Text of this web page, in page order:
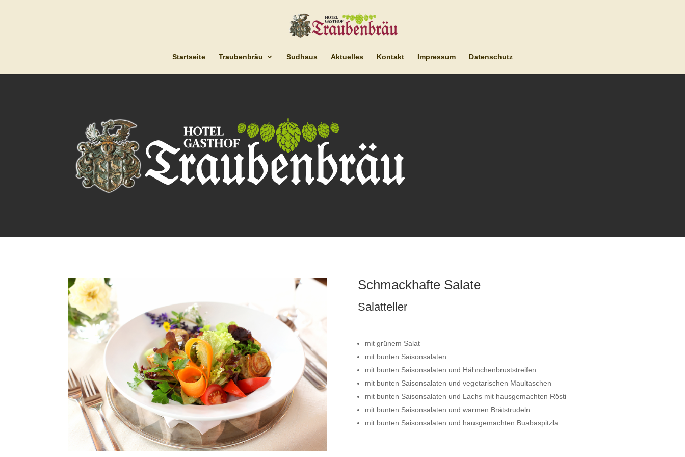
Startseite Traubenbräu Sudhaus Aktuelles Kontakt Impressum Datenschutz
Schmackhafte Salate
Salatteller
mit grünem Salat
mit bunten Saisonsalaten
mit bunten Saisonsalaten und Hähnchenbruststreifen
mit bunten Saisonsalaten und vegetarischen Maultaschen
mit bunten Saisonsalaten und Lachs mit hausgemachten Rösti
mit bunten Saisonsalaten und warmen Brätstrudeln
mit bunten Saisonsalaten und hausgemachten Buabaspitzla